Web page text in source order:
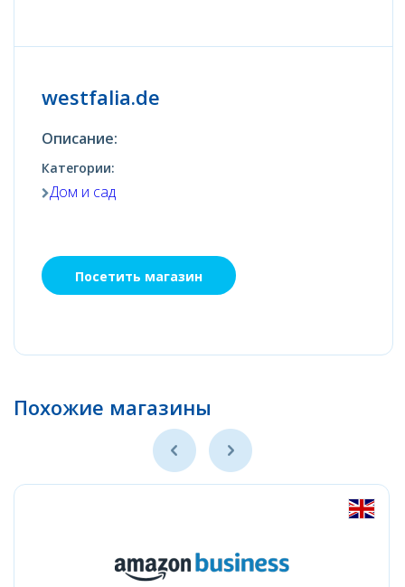
westfalia.de
Описание:
Категории:
Дом и сад
Посетить магазин
Похожие магазины